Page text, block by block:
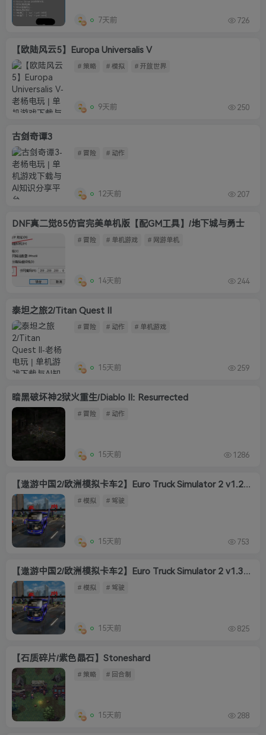
7天前 726
【欧陆风云5】Europa Universalis V
# 策略 # 模拟 # 开放世界
9天前 250
古剑奇谭3
# 冒险 # 动作
12天前 207
DNF真二觉85仿官完美单机版【配GM工具】/地下城与勇士
# 冒险 # 单机游戏 # 网游单机
14天前 244
泰坦之旅2/Titan Quest II
# 冒险 # 动作 # 单机游戏
15天前 259
暗黑破坏神2狱火重生/Diablo II: Resurrected
# 冒险 # 动作
15天前 1286
【遨游中国2/欧洲模拟卡车2】Euro Truck Simulator 2 v1.20稳定版
# 模拟 # 驾驶
15天前 753
【遨游中国2/欧洲模拟卡车2】Euro Truck Simulator 2 v1.35限定版
# 模拟 # 驾驶
15天前 825
【石质碎片/紫色晶石】Stoneshard
# 策略 # 回合制
15天前 288